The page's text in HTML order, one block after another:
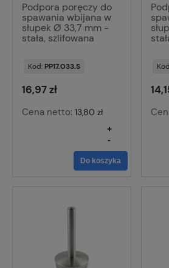
Podpora poręczy do
spawania wbijana w
słupek Ø 33,7 mm -
stała, szlifowana
Kod: PP17.033.S
16,97 zł
Cena netto: 13,80 zł
-
+
Do koszyka